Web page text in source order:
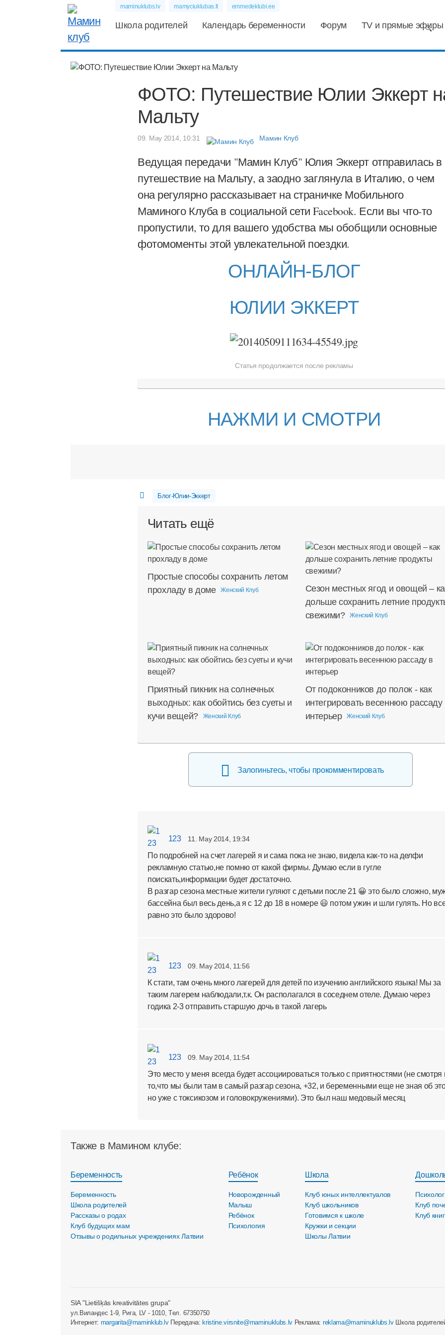
maminuklubs.lv mamyciuklubas.lt emmedeklubi.ee
Школа родителей Календарь беременности Форум TV и прямые эфиры
ФОТО: Путешествие Юлии Эккерт
Мальту
09. May 2014, 10:31 Мамин Клуб
Ведущая передачи "Мамин Клуб" Юлия Эккерт отправилась в
путешествие на Мальту, а заодно заглянула в Италию, о чем
она регулярно рассказывает на страничке Мобильного
Маминого Клуба в социальной сети Facebook. Если вы что-то
пропустили, то для вашего удобства мы обобщили основные
фотомоменты этой увлекательной поездки.
ОНЛАЙН-БЛОГ
ЮЛИИ ЭККЕРТ
Статья продолжается после рекламы
НАЖМИ И СМОТРИ
Блог-Юлии-Эккерт
Читать ещё
Простые способы сохранить летом
прохладу в доме
Женский Клуб
Сезон местных ягод и овощей –
дольше сохранить летние
свежими?
Женский Клуб
Приятный пикник на солнечных
выходных: как обойтись без суеты и
кучи вещей?
Женский Клуб
От подоконников до полок - как
интегрировать весеннюю рассаду
интерьер
Женский Клуб
Залогиньтесь, чтобы прокомментировать
123 11. May 2014, 19:34
По подробней на счет лагерей я и сама пока не знаю, видела как-то на делфи
рекламную статью,не помню от какой фирмы. Думаю если в гугле
поискать,информации будет достаточно.
В разгар сезона местные жители гуляют с детьми после 21 😀 это было сложно,
бассейна был весь день,а я с 12 до 18 в номере 😃 потом ужин и шли гулять. Но
равно это было здорово!
123 09. May 2014, 11:56
К стати, там очень много лагерей для детей по изучению английского языка! Мы за
таким лагерем наблюдали,т.к. Он располагался в соседнем отеле. Думаю через
годика 2-3 отправить старшую дочь в такой лагерь
123 09. May 2014, 11:54
Это место у меня всегда будет ассоциироваться только с приятностями (не смотря
то,что мы были там в самый разгар сезона, +32, и беременными еще не зная об
но уже с токсикозом и головокружениями). Это был наш медовый месяц
Также в Мамином клубе:
Беременность
Беременность
Школа родителей
Рассказы о родах
Клуб будущих мам
Отзывы о родильных учреждениях Латвии
Ребёнок
Новорожденный
Малыш
Ребёнок
Психология
Школа
Клуб юных интеллектуалов
Клуб школьников
Готовимся к школе
Кружки и секции
Школы Латвии
Клуб
Клуб
SIA "Lietišķās kreativitātes grupa"
ул.Виландес 1-9, Рига, LV - 1010, Tел. 67350750
Интернет: margarita@maminklub.lvПередача:kristine.virsnite@maminuklubs.lv Реклама: reklama@maminuklubs.lvШкола